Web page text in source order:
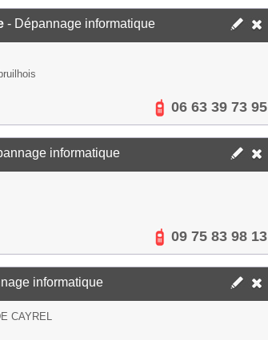
- Dépannage informatique
06 63 39 73 95
informatique
09 75 83 98 13
informatique
CAYREL